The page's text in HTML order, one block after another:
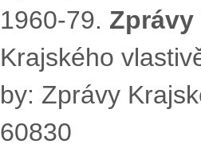
1960-79.
Krajského
by: Zprávy
60830